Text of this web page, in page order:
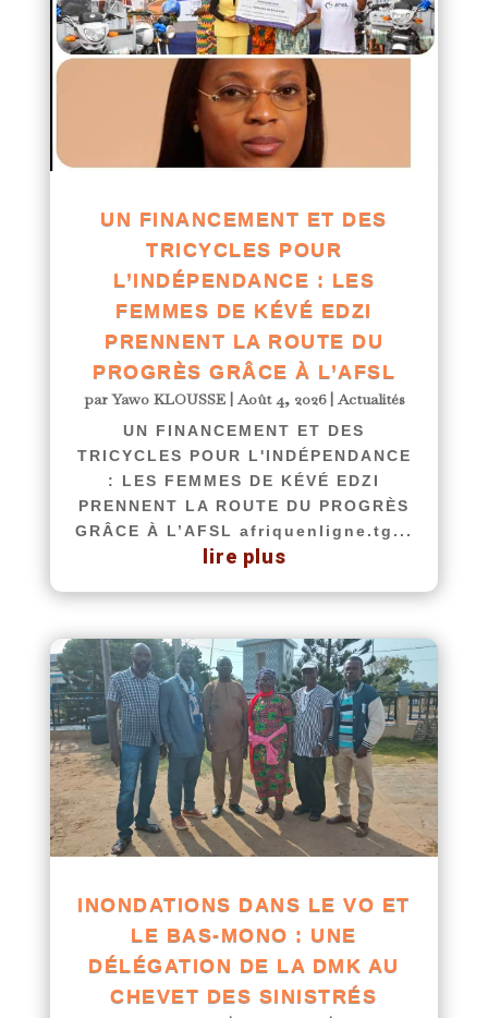
UN FINANCEMENT ET DES
TRICYCLES POUR
L’INDÉPENDANCE : LES
FEMMES DE KÉVÉ EDZI
PRENNENT LA ROUTE DU
PROGRÈS GRÂCE À L’AFSL
parYawo KLOUSSE| Août 4, 2026| Actualités
UN FINANCEMENT ET DES
TRICYCLES POUR L'INDÉPENDANCE
: LES FEMMES DE KÉVÉ EDZI
PRENNENT LA ROUTE DU PROGRÈS
GRÂCE À L’AFSL afriquenligne.tg...
lire plus
INONDATIONS DANS LE VO ET
LE BAS-MONO : UNE
DÉLÉGATION DE LA DMK AU
CHEVET DES SINISTRÉS